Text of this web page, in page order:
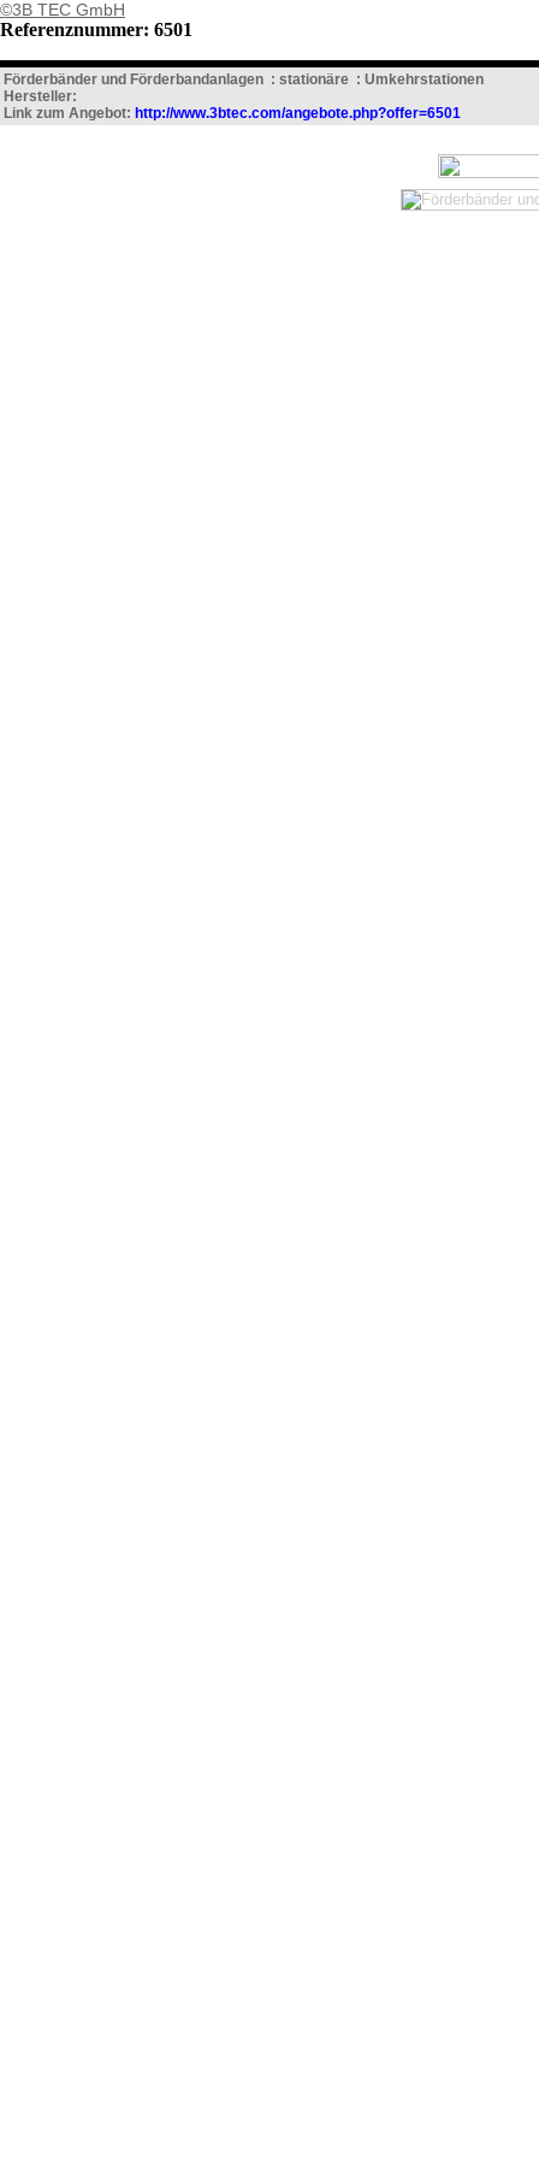
©3B TEC GmbH
Referenznummer: 6501
Förderbänder und Förderbandanlagen : stationäre : Umkehrstationen
Hersteller:
Link zum Angebot: http://www.3btec.com/angebote.php?offer=6501